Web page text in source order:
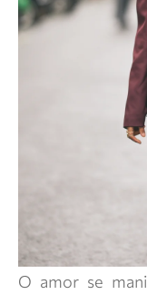
O amor se